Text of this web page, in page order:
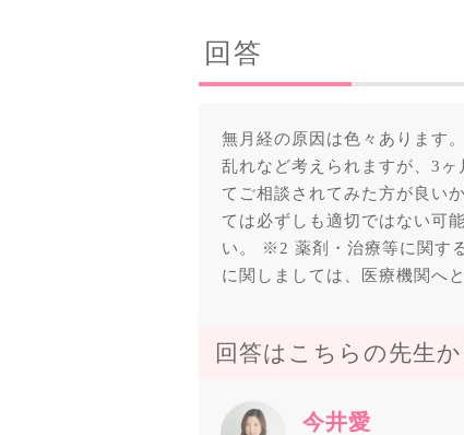
回答
無月経の原因は色々あります
乱れなど考えられますが、3
てご相談されてみた方が良い
ては必ずしも適切ではない可
い。 ※2 薬剤・治療等に関す
に関しましては、医療機関へ
回答はこちらの先生か
今井愛